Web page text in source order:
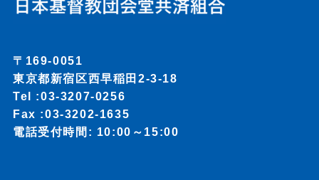
〒169-0051
東京都新宿区西早稲田2-3-18
Tel :03-3207-0256
Fax :03-3202-1635
電話受付時間: 10:00～15:00